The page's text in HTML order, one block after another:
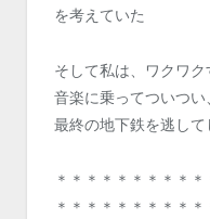
を考えていた
そして私は、ワクワ
音楽に乗ってついつ
最終の地下鉄を逃し
＊＊＊＊＊＊＊＊＊
＊＊＊＊＊＊＊＊＊＊